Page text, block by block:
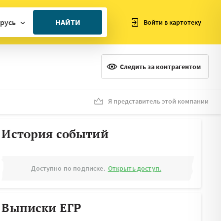
НАЙТИ Войти в картотеку
Следить за контрагентом
Я представитель этой компании
История событий
Доступно по подписке. Открыть доступ.
Выписки ЕГР